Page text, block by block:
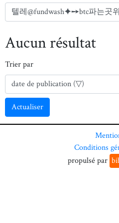
Aucun résultat
Trier par
Actualiser
Conditions
propulsé par